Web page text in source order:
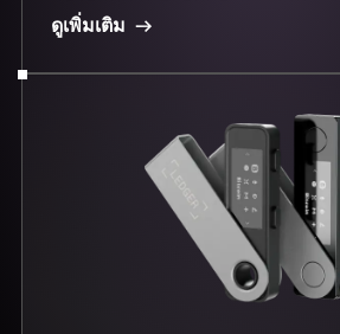
ดูเพิ่มเติม